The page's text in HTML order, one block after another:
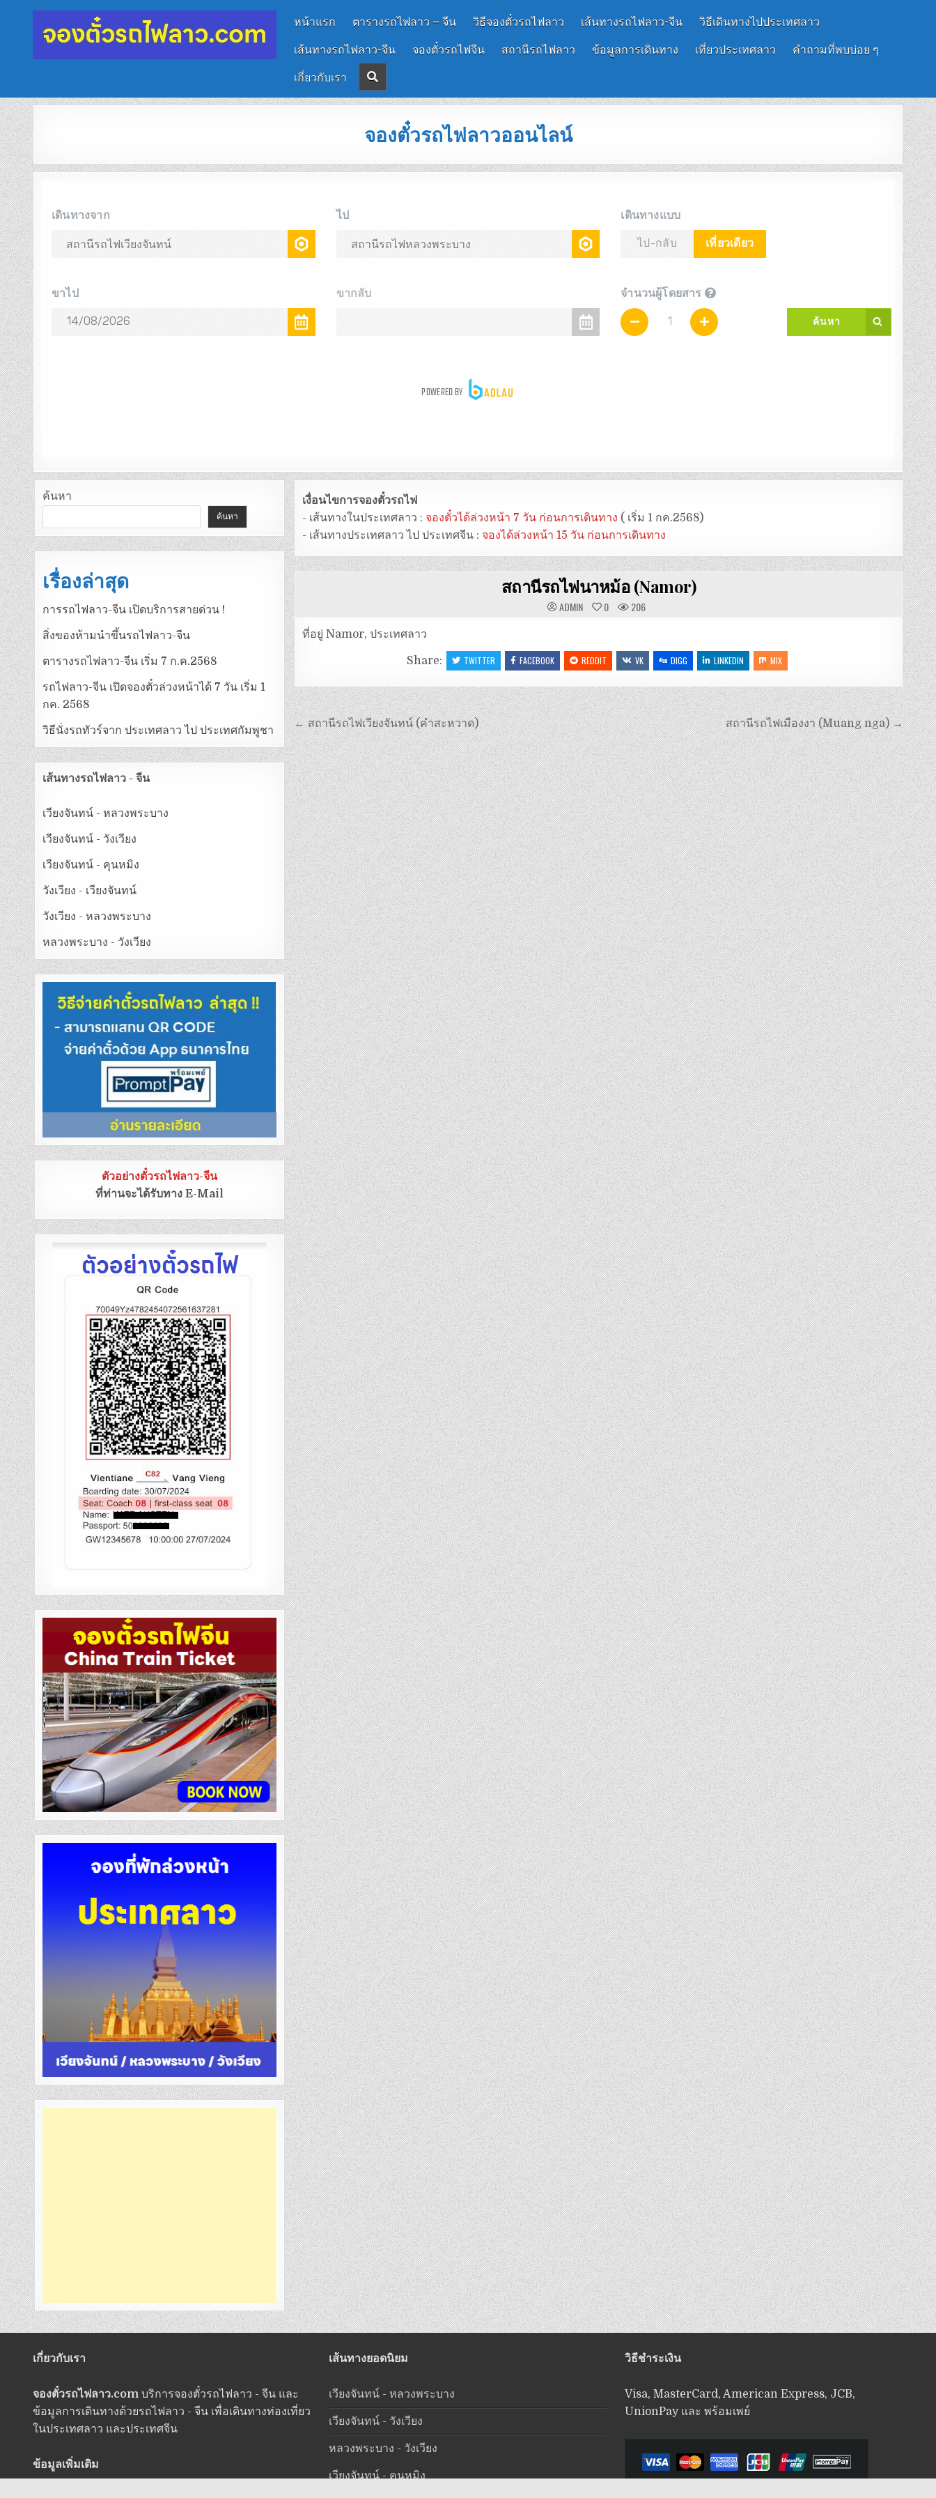
จองตั๋วรถไฟลาว-จีน
นั่งรถไฟเที่ยวประเทศลาว
หน้าแรก ตารางรถไฟลาว – จีน วิธีจองตั๋วรถไฟลาว เส้นทางรถไฟลาว-จีน
วิธีเดินทางไปประเทศลาว
เส้นทางรถไฟลาว-จีน
จองตั๋วรถไฟจีน สถานีรถไฟลาว ข้อมูลการเดินทาง เที่ยวประเทศลาว
คำถามที่พบบ่อย ๆ
เกี่ยวกับเรา
จองตั๋วรถไฟลาวออนไลน์
เงื่อนไขการจองตั๋วรถไฟ
- เส้นทางในประเทศลาว : จองตั๋วได้ล่วงหน้า 7 วัน ก่อนการเดินทาง ( เริ่ม 1 กค.2568)
- เส้นทางประเทศลาว ไป ประเทศจีน : จองได้ล่วงหน้า 15 วัน ก่อนการเดินทาง
สถานีรถไฟนาหม้อ (Namor)
ADMIN 0 206
ที่อยู่ Namor, ประเทศลาว
Share: TWITTER FACEBOOK REDDIT VK DIGG LINKEDIN MIX
สถานีรถไฟเมืองงา (Muang nga) →
← สถานีรถไฟเวียงจันทน์ (คำสะหวาด)
ค้นหา
ค้นหา
เรื่องล่าสุด
การรถไฟลาว-จีน เปิดบริการสายด่วน !
สิ่งของห้ามนำขึ้นรถไฟลาว-จีน
ตารางรถไฟลาว-จีน เริ่ม 7 ก.ค.2568
รถไฟลาว-จีน เปิดจองตั๋วล่วงหน้าได้ 7 วัน เริ่ม 1
กค. 2568
วิธีนั่งรถทัวร์จาก ประเทศลาว ไป ประเทศกัมพูชา
เส้นทางรถไฟลาว - จีน
เวียงจันทน์ - หลวงพระบาง
เวียงจันทน์ - วังเวียง
เวียงจันทน์ - คุนหมิง
วังเวียง - เวียงจันทน์
วังเวียง - หลวงพระบาง
หลวงพระบาง - วังเวียง
ตัวอย่างตั๋วรถไฟลาว-จีน
ที่ท่านจะได้รับทาง E-Mail
เกี่ยวกับเรา
จองตั๋วรถไฟลาว.com บริการจองตั๋วรถไฟลาว - จีน และ
ข้อมูลการเดินทางด้วยรถไฟลาว - จีน เพื่อเดินทางท่องเที่ยว
ในประเทศลาว และประเทศจีน
ข้อมูลเพิ่มเติม
เส้นทางยอดนิยม
เวียงจันทน์ - หลวงพระบาง
เวียงจันทน์ - วังเวียง
หลวงพระบาง - วังเวียง
เวียงจันทน์ - คุนหมิง
วิธีชำระเงิน
Visa, MasterCard, American Express, JCB,
UnionPay และ พร้อมเพย์